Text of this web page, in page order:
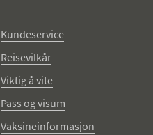
Kundeservice
Reisevilkår
Viktig å vite
Pass og visum
Vaksineinformasjon